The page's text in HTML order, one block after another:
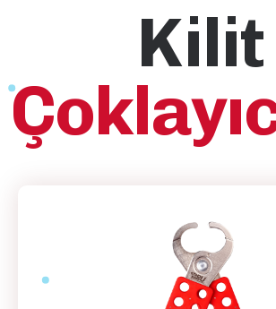
Kilit